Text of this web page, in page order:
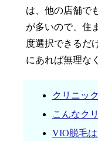
は、他の店舗で
が多いので、住
度選択できるだ
にあれば無理な
クリニッ
こんなク
VIO脱毛